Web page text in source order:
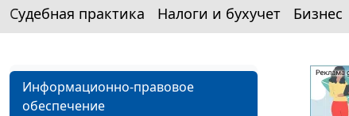
Судебная практика Налоги и бухучет Бизнес
Информационно-правовое
обеспечение